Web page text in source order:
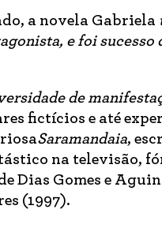
a novela Gabriela
e foi sucesso
de
fictícios e até
Saramandaia,
na televisão,
Dias Gomes e
(1997).